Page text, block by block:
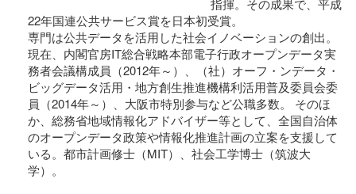
指揮。その成果で、平成
22年国連公共サービス賞を日本初受賞。
専門は公共データを活用した社会イノベーションの創出。
現在、内閣官房IT総合戦略本部電子行政オープンデータ実
務者会議構成員（2012年～）、（社）オーフ・ンデータ・
ビッグデータ活用・地方創生推進機構利活用普及委員会委
員（2014年～）、大阪市特別参与など公職多数。 そのほ
か、総務省地域情報化アドバイザー等として、全国自治体
のオープンデータ政策や情報化推進計画の立案を支援して
いる。都市計画修士（MIT）、社会工学博士（筑波大
学）。